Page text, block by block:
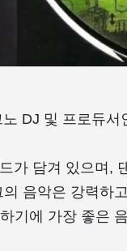
DJ 및 프로듀서
가 담겨 있으며,
음악은 강력하
기에 가장 좋은